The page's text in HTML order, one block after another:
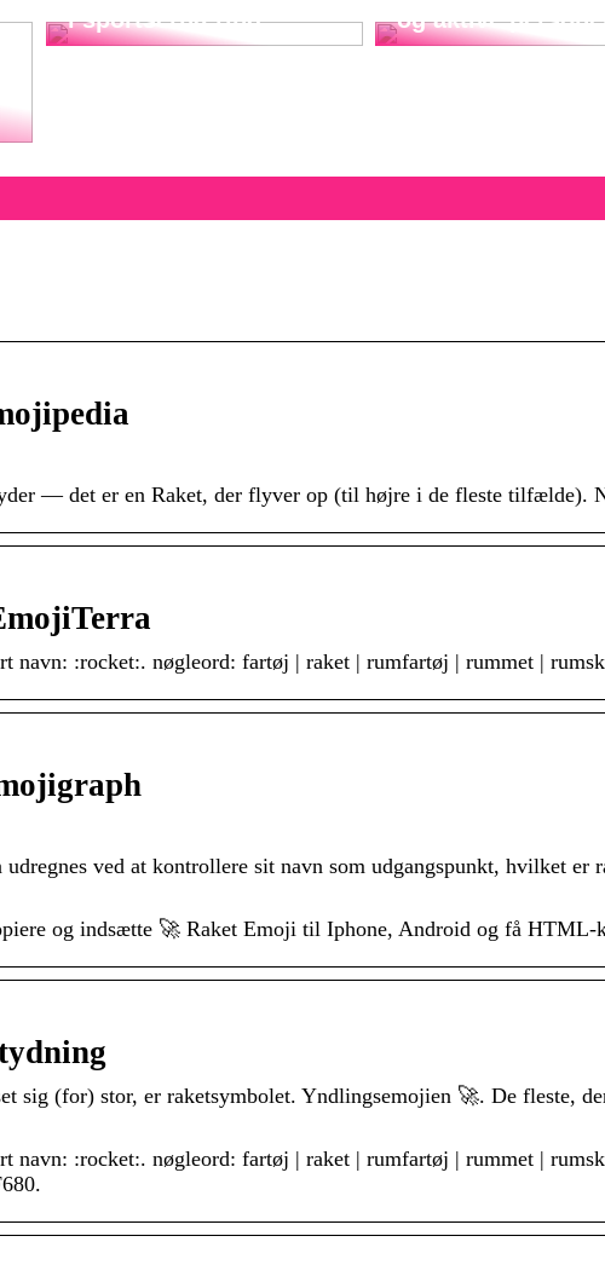
i sportsernæring
og aktive
— det er en Raket, der flyver op (til højre i de fleste
navn: :rocket:. nøgleord: fartøj | raket | rumfartøj | rummet |
ved at kontrollere sit navn som udgangspunkt, hvilket er
og indsætte 🚀 Raket Emoji til Iphone, Android og få HTML-
sig (for) stor, er raketsymbolet. Yndlingsemojien 🚀. De fleste,
navn: :rocket:. nøgleord: fartøj | raket | rumfartøj | rummet |